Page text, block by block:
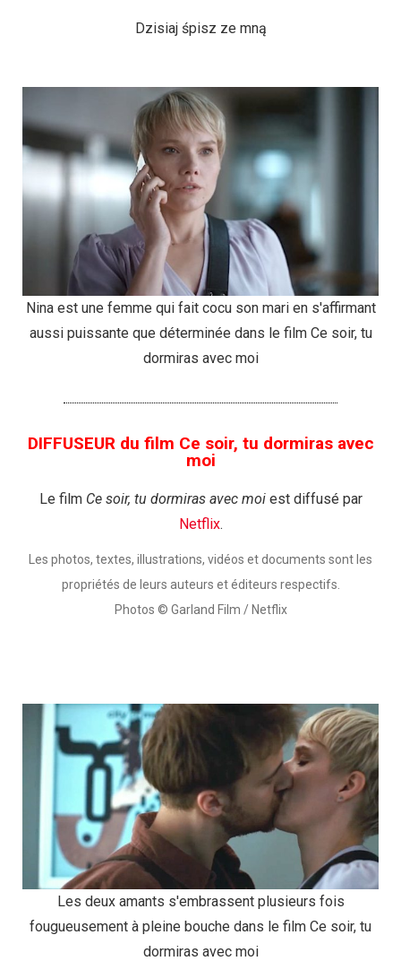
Dzisiaj śpisz ze mną
Nina est une femme qui fait cocu son mari en s'affirmant
aussi puissante que déterminée dans le film Ce soir, tu
dormiras avec moi
DIFFUSEUR du film Ce soir, tu dormiras avec
moi
Le film Ce soir, tu dormiras avec moiest diffusé par
Netflix.
Les photos, textes, illustrations, vidéos et documents sont les
propriétés de leurs auteurs et éditeurs respectifs.
Photos © Garland Film / Netflix
Les deux amants s'embrassent plusieurs fois
fougueusement à pleine bouche dans le film Ce soir, tu
dormiras avec moi